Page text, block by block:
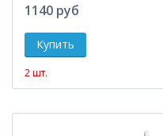
1140 руб
2 шт.